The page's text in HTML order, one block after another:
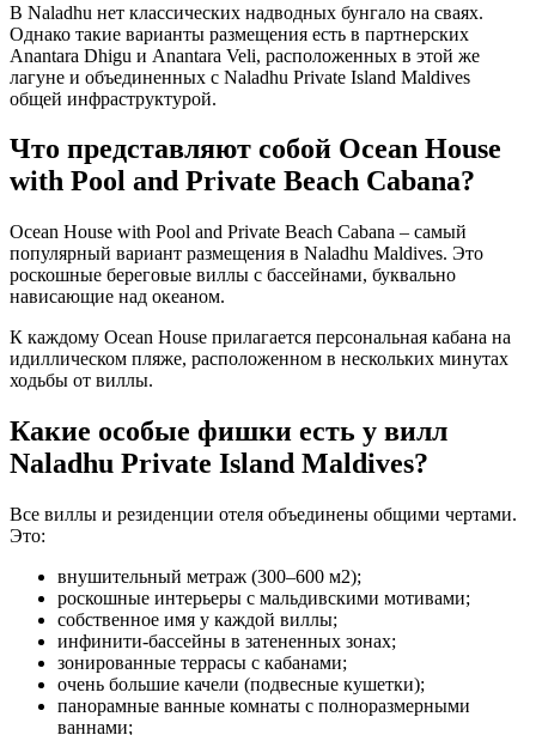
В Naladhu нет классических надводных бунгало на сваях.
Однако такие варианты размещения есть в партнерских
Anantara Dhigu и Anantara Veli, расположенных в этой же
лагуне и объединенных с Naladhu Private Island Maldives
общей инфраструктурой.
Что представляют собой Ocean House
with Pool and Private Beach Cabana?
Ocean House with Pool and Private Beach Cabana – самый
популярный вариант размещения в Naladhu Maldives. Это
роскошные береговые виллы с бассейнами, буквально
нависающие над океаном.
К каждому Ocean House прилагается персональная кабана на
идиллическом пляже, расположенном в нескольких минутах
ходьбы от виллы.
Какие особые фишки есть у вилл
Naladhu Private Island Maldives?
Все виллы и резиденции отеля объединены общими чертами.
Это:
внушительный метраж (300–600 м2);
роскошные интерьеры с мальдивскими мотивами;
собственное имя у каждой виллы;
инфинити-бассейны в затененных зонах;
зонированные террасы с кабанами;
очень большие качели (подвесные кушетки);
панорамные ванные комнаты с полноразмерными
ваннами;